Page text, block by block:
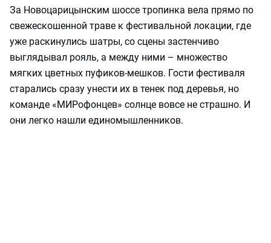
За Новоцарицынским шоссе тропинка вела прямо по
свежескошенной траве к фестивальной локации, где
уже раскинулись шатры, со сцены застенчиво
выглядывал рояль, а между ними – множество
мягких цветных пуфиков-мешков. Гости фестиваля
старались сразу унести их в тенек под деревья, но
команде «МИРофонцев» солнце вовсе не страшно. И
они легко нашли единомышленников.